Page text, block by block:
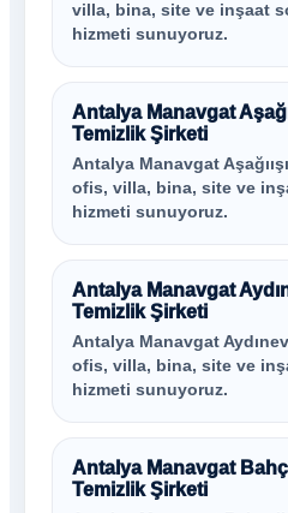
villa, bina, site ve inşaat
hizmeti sunuyoruz.
Antalya Manavgat
Temizlik Şirketi
Antalya Manavgat
ofis, villa, bina, site ve
hizmeti sunuyoruz.
Antalya Manavgat
Temizlik Şirketi
Antalya Manavgat
ofis, villa, bina, site ve
hizmeti sunuyoruz.
Antalya Manavgat
Temizlik Şirketi